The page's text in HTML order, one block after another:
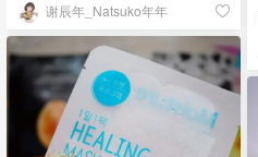
谢辰年_Natsuko年年